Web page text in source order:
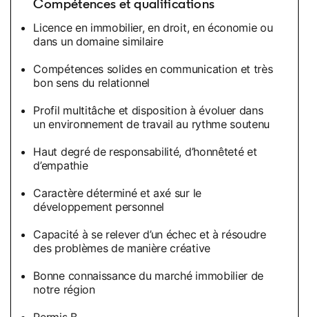
Compétences et qualifications
Licence en immobilier, en droit, en économie ou
dans un domaine similaire
Compétences solides en communication et très
bon sens du relationnel
Profil multitâche et disposition à évoluer dans
un environnement de travail au rythme soutenu
Haut degré de responsabilité, d’honnêteté et
d’empathie
Caractère déterminé et axé sur le
développement personnel
Capacité à se relever d’un échec et à résoudre
des problèmes de manière créative
Bonne connaissance du marché immobilier de
notre région